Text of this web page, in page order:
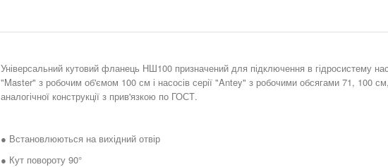
Універсальний кутовий фланець НШ100 призначений для підключення в гідросистему
"Master" з робочим об'ємом 100 см і насосів серії "Antey" з робочими обсягами 71, 100
аналогічної конструкції з прив'язкою по ГОСТ.
● Встановлюються на вихідний отвір
● Кут повороту 90°